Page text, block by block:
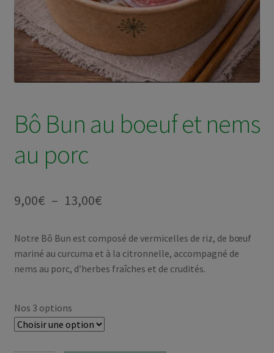
Bô Bun au boeuf et nems
au porc
9,00€ – 13,00€Plage
prix :
9,00€
Notre Bô Bun est composé de vermicelles de riz, de bœuf
mariné au curcuma et à la citronnelle, accompagné de
nems au porc, d’herbes fraîches et de crudités.
Nos 3 options